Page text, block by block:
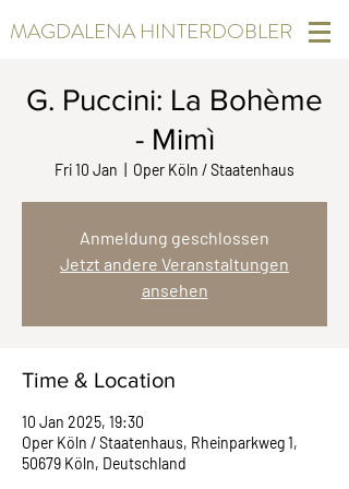
MAGDALENA HINTERDOBLER
G. Puccini: La Bohème
- Mimì
Fri 10 Jan Oper Köln / Staatenhaus
Anmeldung geschlossen
Jetzt andere Veranstaltungen
ansehen
Time & Location
10 Jan 2025, 19:30
Oper Köln / Staatenhaus, Rheinparkweg 1,
50679 Köln, Deutschland